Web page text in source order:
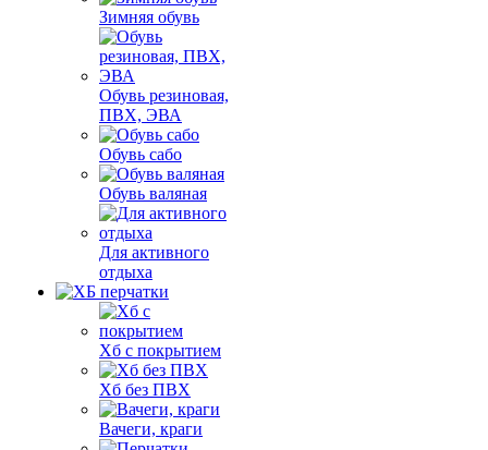
Зимняя обувь
Обувь резиновая,
ПВХ, ЭВА
Обувь сабо
Обувь валяная
Для активного
отдыха
Хб с покрытием
Хб без ПВХ
Вачеги, краги